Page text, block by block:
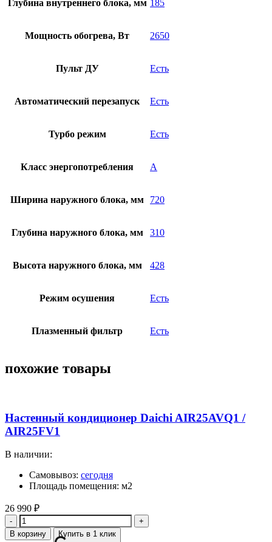
Глубина внутреннего блока, мм 185
Мощность обогрева, Вт 2650
Пульт ДУ Есть
Автоматический перезапуск Есть
Турбо режим Есть
Класс энергопотребления А
Ширина наружного блока, мм 720
Глубина наружного блока, мм 310
Высота наружного блока, мм 428
Режим осушения Есть
Плазменный фильтр Есть
похожие товары
Настенный кондиционер Daichi AIR25AVQ1 /
AIR25FV1
В наличии:
Самовывоз: сегодня
Площадь помещения: м2
26 990 ₽
Количество
В корзину Купить в 1 клик